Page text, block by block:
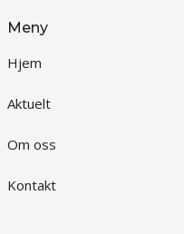
Meny
Hjem
Aktuelt
Om oss
Kontakt